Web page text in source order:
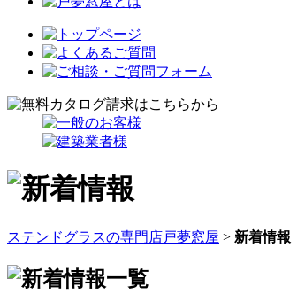
ステンドグラスの専門店戸夢窓屋 > 新着情報